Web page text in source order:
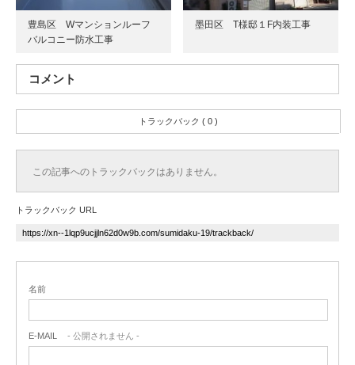
豊島区 Wマンションルーフ
バルコニー防水工事
墨田区 T様邸１F内装工事
コメント
トラックバック ( 0 )
この記事へのトラックバックはありません。
トラックバック URL
名前
E-MAIL - 公開されません -